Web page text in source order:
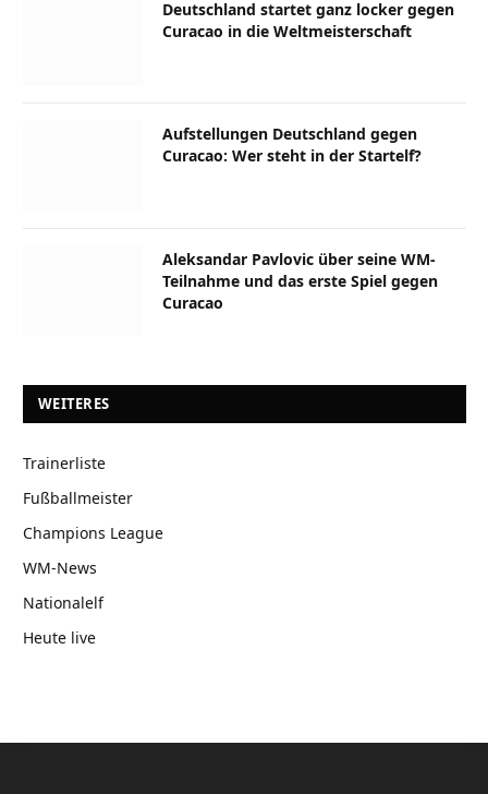
Deutschland startet ganz locker gegen
Curacao in die Weltmeisterschaft
Aufstellungen Deutschland gegen
Curacao: Wer steht in der Startelf?
Aleksandar Pavlovic über seine WM-
Teilnahme und das erste Spiel gegen
Curacao
WEITERES
Trainerliste
Fußballmeister
Champions League
WM-News
Nationalelf
Heute live